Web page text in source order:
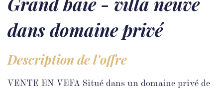
dans domaine privé
description de l'offre
VENTE EN VEFA Situé dans un domaine privé de